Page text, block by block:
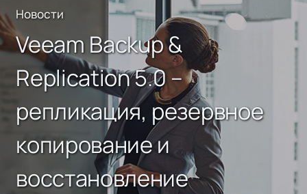
Новости
Veeam Backup &
Replication 5.0 –
репликация, резервное
копирование и
восстановление